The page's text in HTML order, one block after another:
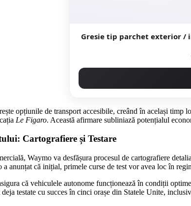
opțiunile de transport accesibile, creând în același
Le Figaro. Această afirmare subliniază potențialul
Cartografiere și Testare
Waymo va desfășura procesul de cartografiere
a anunțat că inițial, primele curse de test vor avea loc în
că vehiculele autonome funcționează în condiții
testate cu succes în cinci orașe din Statele Unite,